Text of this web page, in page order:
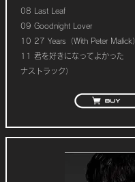
08 Last Leaf
09 Goodnight Lover
10 27 Years（With Peter Malick
11 君を好きになってよかった
ナストラック）